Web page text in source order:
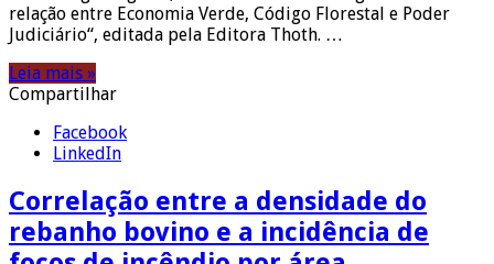
relação entre Economia Verde, Código Florestal e Poder
Judiciário“, editada pela Editora Thoth. …
Leia mais »
Compartilhar
Facebook
LinkedIn
Correlação entre a densidade do
rebanho bovino e a incidência de